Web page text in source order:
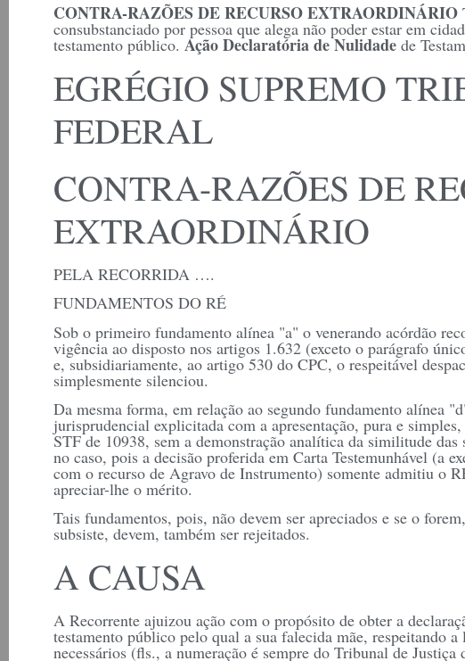
CONTRA-RAZÕES DE RECURSO EXTRAORDINÁRIO
consubstanciado por pessoa que alega não poder estar em
testamento público. Ação Declaratória de Nulidade de
EGRÉGIO SUPREMO
FEDERAL
CONTRA-RAZÕES DE
EXTRAORDINÁRIO
PELA RECORRIDA ….
FUNDAMENTOS DO RÉ
Sob o primeiro fundamento alínea "a" o venerando acórdão
vigência ao disposto nos artigos 1.632 (exceto o parágrafo
e, subsidiariamente, ao artigo 530 do CPC, o respeitável
simplesmente silenciou.
Da mesma forma, em relação ao segundo fundamento alínea
jurisprudencial explicitada com a apresentação, pura e
STF de 10938, sem a demonstração analítica da similitude
no caso, pois a decisão proferida em Carta Testemunhável (a
com o recurso de Agravo de Instrumento) somente admitiu o
apreciar-lhe o mérito.
Tais fundamentos, pois, não devem ser apreciados e se o
subsiste, devem, também ser rejeitados.
A CAUSA
A Recorrente ajuizou ação com o propósito de obter a
testamento público pelo qual a sua falecida mãe, respeitando
necessários (fls., a numeração é sempre do Tribunal de Justiça